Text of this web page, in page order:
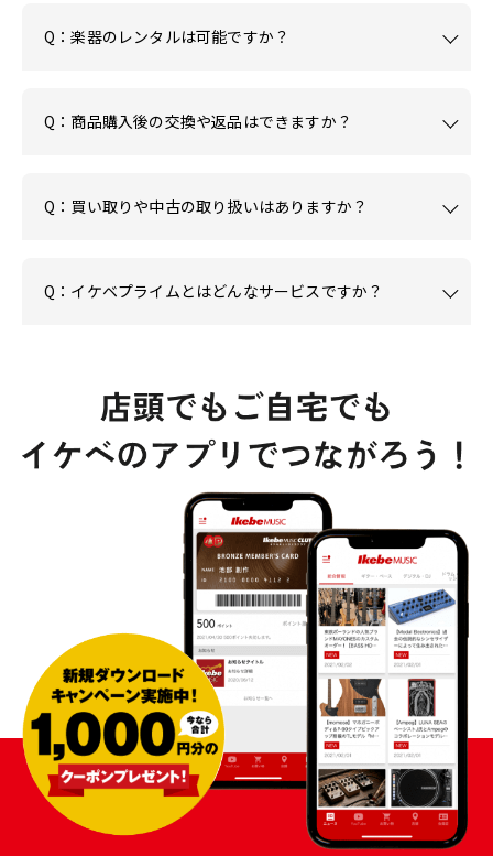
Q：楽器のレンタルは可能ですか？
Q：商品購入後の交換や返品はできますか？
Q：買い取りや中古の取り扱いはありますか？
Q：イケベプライムとはどんなサービスですか？